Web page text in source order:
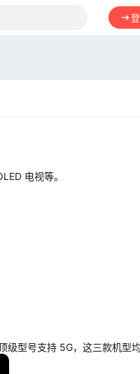
电视等。
级型号支持 5G，这三款机型